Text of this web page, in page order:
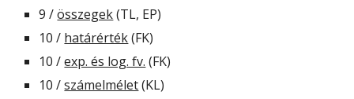
9 / összegek (TL, EP)
10 / határérték (FK)
10 / exp. és log. fv. (FK)
10 / számelmélet (KL)